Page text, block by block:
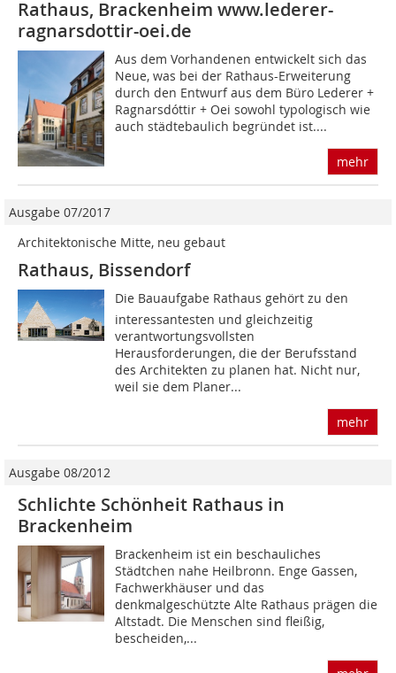
Rathaus, Brackenheim www.lederer-
ragnarsdottir-oei.de
Aus dem Vorhandenen entwickelt sich das
Neue, was bei der Rathaus-Erweiterung
durch den Entwurf aus dem Büro Lederer +
Ragnarsdóttir + Oei sowohl typologisch wie
auch städtebaulich begründet ist....
mehr
Ausgabe 07/2017
Architektonische Mitte, neu gebaut
Rathaus, Bissendorf
Die Bauaufgabe Rathaus gehört zu den
interessantesten und gleichzeitig
verantwortungsvollsten
Herausforderungen, die der Berufsstand
des Architekten zu planen hat. Nicht nur,
weil sie dem Planer...
mehr
Ausgabe 08/2012
Schlichte Schönheit Rathaus in
Brackenheim
Brackenheim ist ein beschauliches
Städtchen nahe Heilbronn. Enge Gassen,
Fachwerkhäuser und das
denkmalgeschützte Alte Rathaus prägen die
Altstadt. Die Menschen sind fleißig,
bescheiden,...